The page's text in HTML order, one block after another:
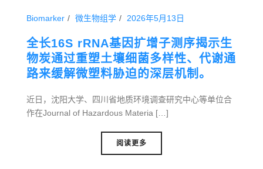
Biomarker 微生物组学 2026年5月13日
全长16S rRNA基因扩增子测序揭示生
物炭通过重塑土壤细菌多样性、代谢通
路来缓解微塑料胁迫的深层机制。
近日，沈阳大学、四川省地质环境调查研究中心等单位合
作在Journal of Hazardous Materia […]
阅读更多